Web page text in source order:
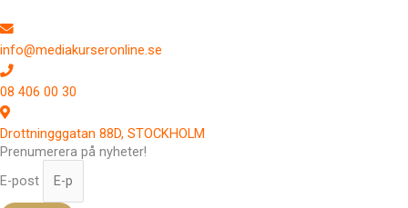
info@mediakurseronline.se
08 406 00 30
Drottningggatan 88D, STOCKHOLM
Prenumerera på nyheter!
E-post